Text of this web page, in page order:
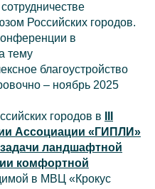
Российских городов.
в
тему
благоустройство
– ноябрь 2025
городов в
Ассоциации «ГИПЛИ»
задачи ландшафтной
комфортной
в МВЦ «Крокус